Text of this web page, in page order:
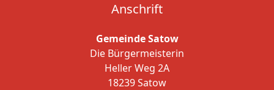
Anschrift
Gemeinde Satow
Die Bürgermeisterin
Heller Weg 2A
18239 Satow